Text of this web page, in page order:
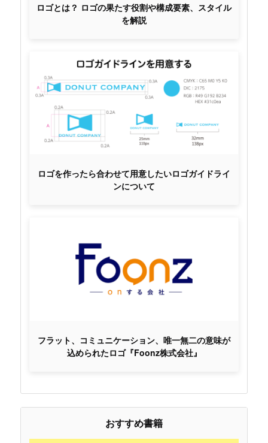
ロゴとは？ ロゴの果たす役割や構成要素、スタイル
を解説
ロゴを作ったら合わせて用意したいロゴガイドライ
ンについて
フラット、コミュニケーション、唯一無二の意味が
込められたロゴ『Foonz株式会社』
おすすめ書籍